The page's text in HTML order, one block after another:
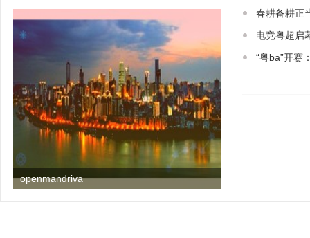
openmandriva
春耕备耕正
电竞粤超启
“粤ba”开赛